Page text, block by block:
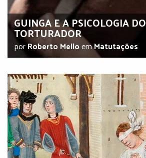
GUINGA E A PSICOLOGIA DO
TORTURADOR
porRoberto MelloemMatutações